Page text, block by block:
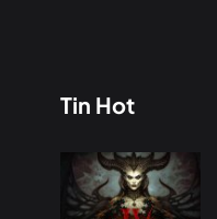
Tin Hot